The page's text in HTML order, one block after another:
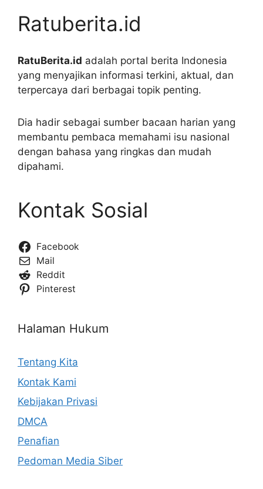
Ratuberita.id
RatuBerita.id adalah portal berita Indonesia
yang menyajikan informasi terkini, aktual, dan
terpercaya dari berbagai topik penting.
Dia hadir sebagai sumber bacaan harian yang
membantu pembaca memahami isu nasional
dengan bahasa yang ringkas dan mudah
dipahami.
Kontak Sosial
Facebook
Mail
Reddit
Pinterest
Halaman Hukum
Tentang Kita
Kontak Kami
Kebijakan Privasi
DMCA
Penafian
Pedoman Media Siber